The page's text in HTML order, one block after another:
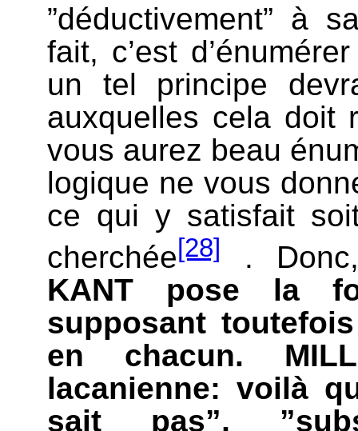
”déductivement” à
fait, c’est
un tel principe
auxquelles cela doit
vous aurez beau
logique ne vous
ce qui y satisfait
cherchée[28]
.
KANT pose la
supposant
en chacun.
lacanienne: voilà
sait pas”,